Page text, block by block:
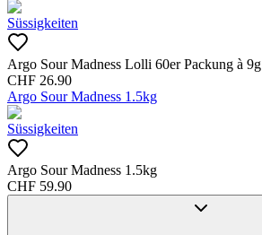
Süssigkeiten
Argo Sour Madness Lolli 60er Packung à 9g
CHF 26.90
Argo Sour Madness 1.5kg
Süssigkeiten
Argo Sour Madness 1.5kg
CHF 59.90